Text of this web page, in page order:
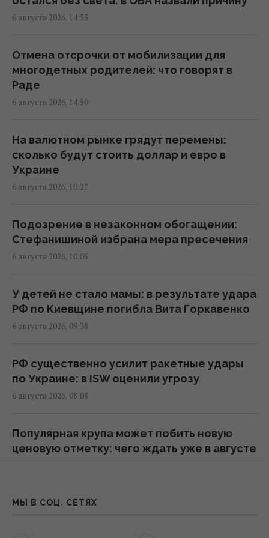
Контролируя судебные институты,
систему влияния и становятся отдельной
ветвью власти, – нардеп Власенко
13:03 четверг, 06 августа 2026
глава Нацполиции о новых схемах торговли
людьми
12:52 четверг, 06 августа 2026
обогащении на 13,9 млн грн: в НАБУ
раскрыли детали
12:35 четверг, 06 августа 2026
Сибига: Бьемся за каждую ракету к Patriot,
консультации по лицензиям продолжаются
12:15 четверг, 06 августа 2026
Льготы и надбавки к пенсии за большой
стаж: кому доплатят более 5000 гривень
12:00 четверг, 06 августа 2026
ICC не будет рассматривать кандидатов от
Украины: адвокат из фирмы Barristers
6 августа 2026, 14:55
Отмена отсрочки от мобилизации для
многодетных родителей: что говорят в
Раде
6 августа 2026, 14:50
На валютном рынке грядут перемены:
сколько будут стоить доллар и евро в
Украине
6 августа 2026, 10:27
Подозрение в незаконном обогащении:
Стефанишиной избрана мера пресечения
6 августа 2026, 10:05
У детей не стало мамы: в результате удара
РФ по Киевщине погибла Вита Горкавенко
6 августа 2026, 09:38
РФ существенно усилит ракетные удары
по Украине: в ISW оценили угрозу
6 августа 2026, 08:08
Популярная крупа может побить новую
ценовую отметку: чего ждать уже в августе
Пока РФ уничтожает украинские книги:
МЫ В СОЦ. СЕТЯХ